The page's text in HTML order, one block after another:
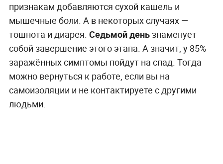
признакам добавляются сухой кашель и
мышечные боли. А в некоторых случаях —
тошнота и диарея. Седьмой деньзнаменует
собой завершение этого этапа. А значит, у 85%
заражённых симптомы пойдут на спад. Тогда
можно вернуться к работе, если вы на
самоизоляции и не контактируете с другими
людьми.